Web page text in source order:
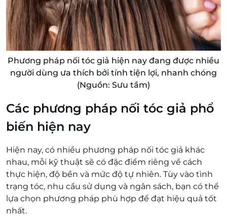
Phương pháp nối tóc giả hiện nay đang được nhiều
người dùng ưa thích bởi tính tiện lợi, nhanh chóng
(Nguồn: Sưu tầm)
Các phương pháp nối tóc giả phổ
biến hiện nay
Hiện nay, có nhiều phương pháp nối tóc giả khác
nhau, mỗi kỹ thuật sẽ có đặc điểm riêng về cách
thực hiện, độ bền và mức độ tự nhiên. Tùy vào tình
trạng tóc, nhu cầu sử dụng và ngân sách, bạn có thể
lựa chọn phương pháp phù hợp để đạt hiệu quả tốt
nhất.